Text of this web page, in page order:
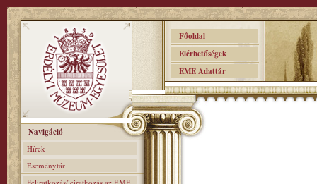
Főoldal
Elérhetőségek
EME Adattár
Navigáció
Hírek
Eseménytár